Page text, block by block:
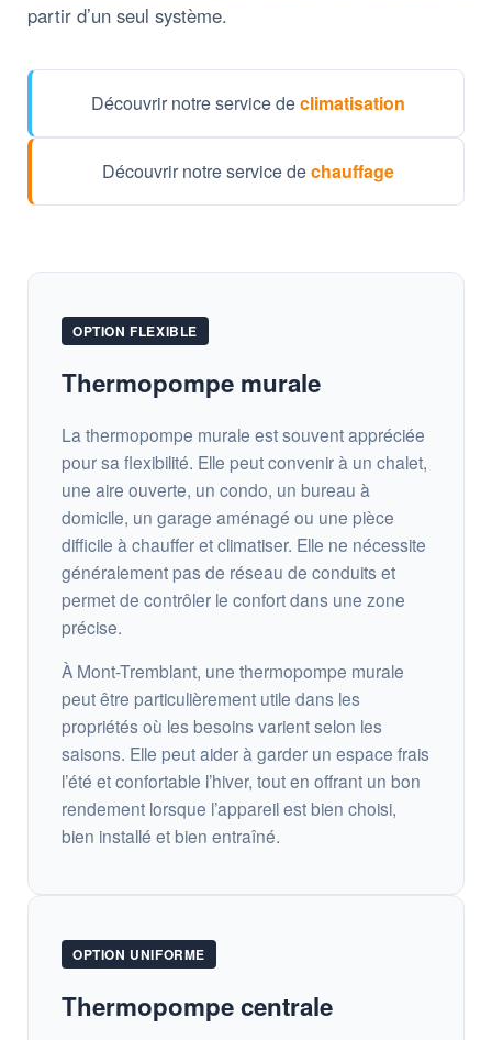
partir d’un seul système.
Découvrir notre service declimatisation
Découvrir notre service dechauffage
OPTION FLEXIBLE
Thermopompe murale
La thermopompe murale est souvent appréciée
pour sa flexibilité. Elle peut convenir à un chalet,
une aire ouverte, un condo, un bureau à
domicile, un garage aménagé ou une pièce
difficile à chauffer et climatiser. Elle ne nécessite
généralement pas de réseau de conduits et
permet de contrôler le confort dans une zone
précise.
À Mont-Tremblant, une thermopompe murale
peut être particulièrement utile dans les
propriétés où les besoins varient selon les
saisons. Elle peut aider à garder un espace frais
l’été et confortable l’hiver, tout en offrant un bon
rendement lorsque l’appareil est bien choisi,
bien installé et bien entraîné.
OPTION UNIFORME
Thermopompe centrale